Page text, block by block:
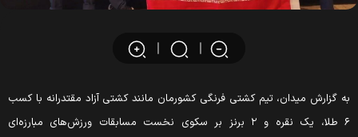
به گزارش میدان، تیم کشتی فرنگی کشورمان مانند کشتی آزاد مقتدرانه با کسب
۶ طلا، یک نقره و ۲ برنز بر سکوی نخست مسابقات ورزش‌های مبارزه‌ای